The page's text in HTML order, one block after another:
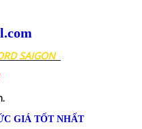
SAIGON
GIÁ TỐT NHẤT